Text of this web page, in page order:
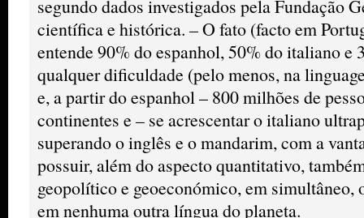
segundo dados investigados pela Fundação
científica e histórica. – O fato (facto em
entende 90% do espanhol, 50% do italiano e
qualquer dificuldade (pelo menos, na
e, a partir do espanhol – 800 milhões de
continentes e – se acrescentar o italiano
superando o inglês e o mandarim, com a
possuir, além do aspecto quantitativo,
geopolítico e geoeconómico, em simultâneo,
em nenhuma outra língua do planeta.